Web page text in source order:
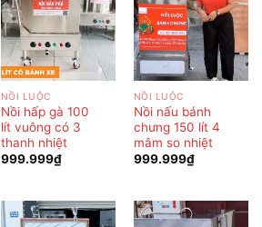
NỒI LUỘC
Nồi hấp gà 100
lít vuông có 3
thanh nhiệt
999.999₫
NỒI LUỘC
Nồi nấu bánh
chưng 150 lít 4
mâm so nhiệt
999.999₫